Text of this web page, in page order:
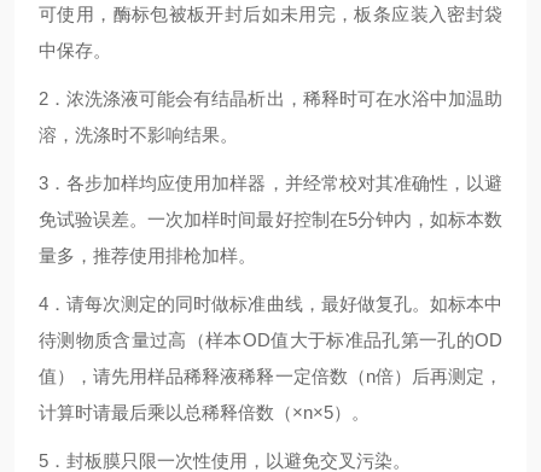
可使用，酶标包被板开封后如未用完，板条应装入密封袋
中保存。
2．浓洗涤液可能会有结晶析出，稀释时可在水浴中加温助
溶，洗涤时不影响结果。
3．各步加样均应使用加样器，并经常校对其准确性，以避
免试验误差。一次加样时间最好控制在5分钟内，如标本数
量多，推荐使用排枪加样。
4．请每次测定的同时做标准曲线，最好做复孔。如标本中
待测物质含量过高（样本OD值大于标准品孔第一孔的OD
值），请先用样品稀释液稀释一定倍数（n倍）后再测定，
计算时请最后乘以总稀释倍数（×n×5）。
5．封板膜只限一次性使用，以避免交叉污染。